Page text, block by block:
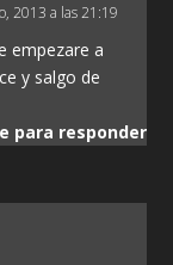
2013 a las 21:19
empezare a
y salgo de
para responder